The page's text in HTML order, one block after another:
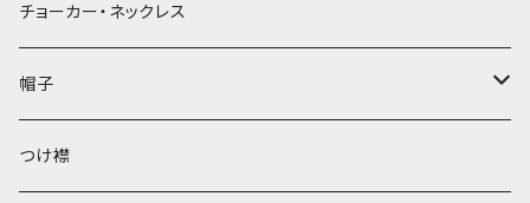
チョーカー・ネックレス
帽子
ベレー帽
つけ襟